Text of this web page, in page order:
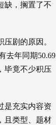
缺，搁置了不
剧的原因。
去年同期50.69
毕竟不少积压
是充实内容资
且类型、题材